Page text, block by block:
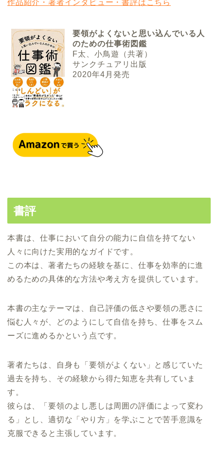
作品紹介・著者インタビュー・書評はこちら
要領がよくないと思い込んでいる人
のための仕事術図鑑
F太、小鳥遊（共著）
サンクチュアリ出版
2020年4月発売
書評
本書は、仕事において自分の能力に自信を持てない
人々に向けた実用的なガイドです。
この本は、著者たちの経験を基に、仕事を効率的に進
めるための具体的な方法や考え方を提供しています。
本書の主なテーマは、自己評価の低さや要領の悪さに
悩む人々が、どのようにして自信を持ち、仕事をスム
ーズに進めるかという点です。
著者たちは、自身も「要領がよくない」と感じていた
過去を持ち、その経験から得た知恵を共有していま
す。
彼らは、「要領のよし悪しは周囲の評価によって変わ
る」とし、適切な「やり方」を学ぶことで苦手意識を
克服できると主張しています。